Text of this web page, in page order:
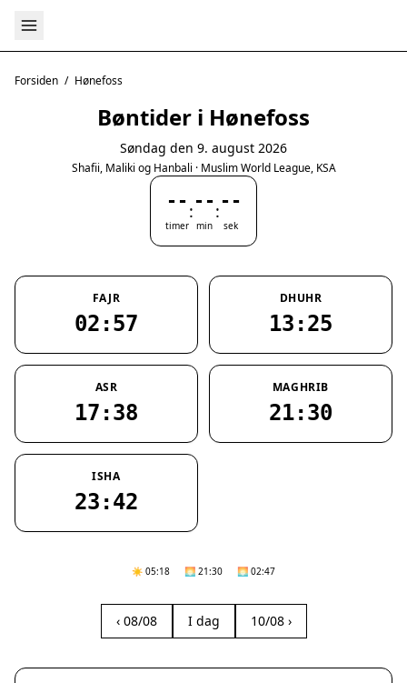
Forsiden / Hønefoss
Bøntider i Hønefoss
Søndag den 9. august 2026
Shafii, Maliki og Hanbali · Muslim World League, KSA
--
timer
:--
min
:--
sek
FAJR
02:57
DHUHR
13:25
ASR
17:38
MAGHRIB
21:30
ISHA
23:42
☀️ 05:18 🌅 21:30 🌅 02:47
‹ 08/08 I dag 10/08 ›